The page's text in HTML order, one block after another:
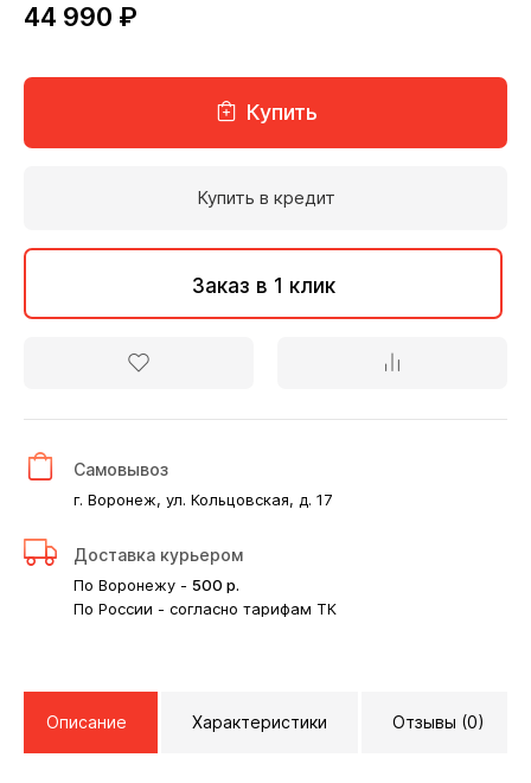
44 990 ₽
Купить
Купить в кредит
Заказ в 1 клик
Самовывоз
г. Воронеж, ул. Кольцовская, д. 17
Доставка курьером
По Воронежу - 500 р.
По России - согласно тарифам ТК
Описание Характеристики Отзывы (0)